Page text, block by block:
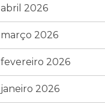
abril 2026
março 2026
fevereiro 2026
janeiro 2026